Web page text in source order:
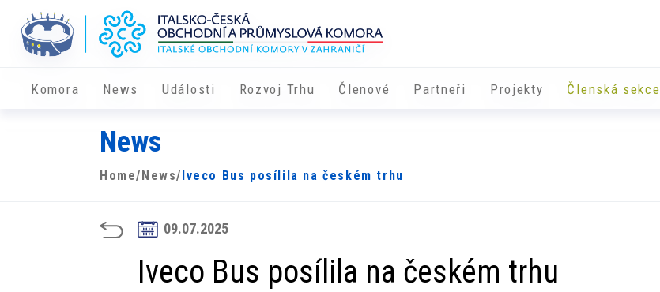
Komora News Události Rozvoj Trhu Členové Partneři ​​Projekty Členská sekce
News
Home/ News/ Iveco Bus posílila na českém trhu
09.07.2025
Iveco Bus posílila na českém trhu